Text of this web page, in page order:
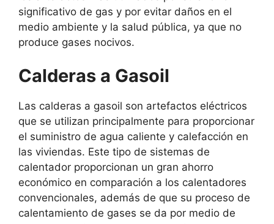
significativo de gas y por evitar daños en el
medio ambiente y la salud pública, ya que no
produce gases nocivos.
Calderas a Gasoil
Las calderas a gasoil son artefactos eléctricos
que se utilizan principalmente para proporcionar
el suministro de agua caliente y calefacción en
las viviendas. Este tipo de sistemas de
calentador proporcionan un gran ahorro
económico en comparación a los calentadores
convencionales, además de que su proceso de
calentamiento de gases se da por medio de